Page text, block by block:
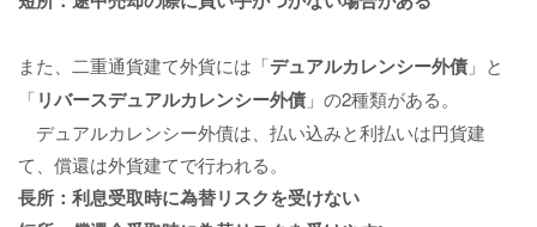
また、二重通貨建て外貨には「デュアルカレンシー外債 」と
「リバースデュアルカレンシー外債 」の2種類がある。
デュアルカレンシー外債は、払い込みと利払いは円貨建
て、償還は外貨建てで行われる。
長所：利息受取時に為替リスクを受けない